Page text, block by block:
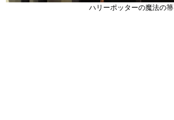
ハリーポッターの魔法の箒